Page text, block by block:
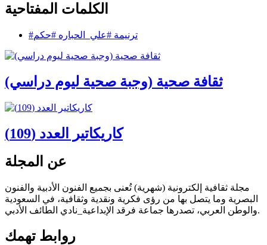
الكلمات المفتاحية
#ترنيمة #علي_الحباره #حكم
ثقافة صحية (وجبة صحية ليوم دراسي)
كاريكاتير العدد (109)
عن المجلة
مجلة ثقافية إلكترونية (شهرية) تُعنى بجميع الفنون الأدبية والفنون
البصرية وما يتصل بها من رؤى فكرية ونقدية وثقافية، في السعودية
والوطن العربي، تصدرها جماعة فرقد الإبداعية_نادي الطائف الأدبي.
روابط تهمك